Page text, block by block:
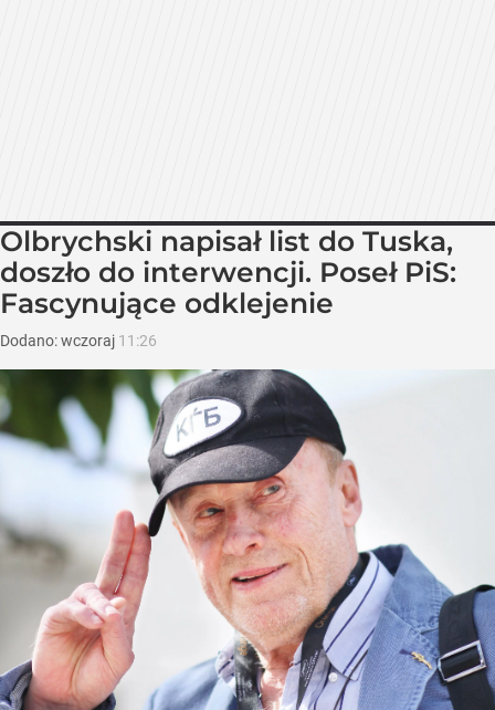
Olbrychski napisał list do Tuska,
doszło do interwencji. Poseł PiS:
Fascynujące odklejenie
Dodano:wczoraj 11:26